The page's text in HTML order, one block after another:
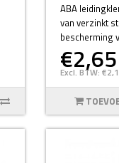
ABA
van verzinkt
bescherming
€2,65
Excl. BTW: